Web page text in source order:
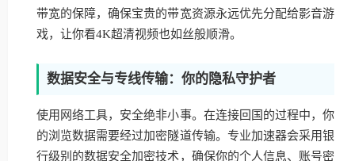
带宽的保障，确保宝贵的带宽资源永远优先分配给影音游
戏，让你看4K超清视频也如丝般顺滑。
数据安全与专线传输：你的隐私守护者
使用网络工具，安全绝非小事。在连接回国的过程中，你
的浏览数据需要经过加密隧道传输。专业加速器会采用银
行级别的数据安全加密技术，确保你的个人信息、账号密